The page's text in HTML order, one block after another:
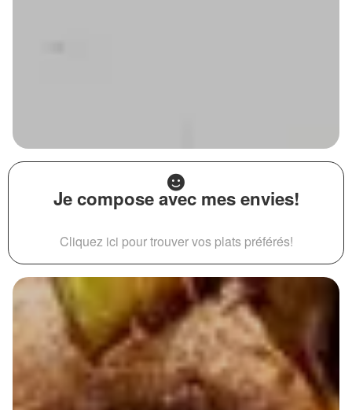
Je compose avec mes envies!
Cliquez ici pour trouver vos plats préférés!